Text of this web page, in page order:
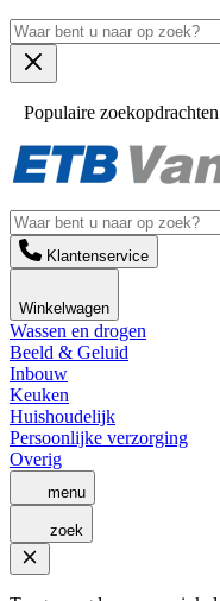
Populaire
Klantenservice
Winkelwagen
Wassen en drogen
Beeld & Geluid
Inbouw
Keuken
Huishoudelijk
Persoonlijke verzorging
Overig
menu
zoek